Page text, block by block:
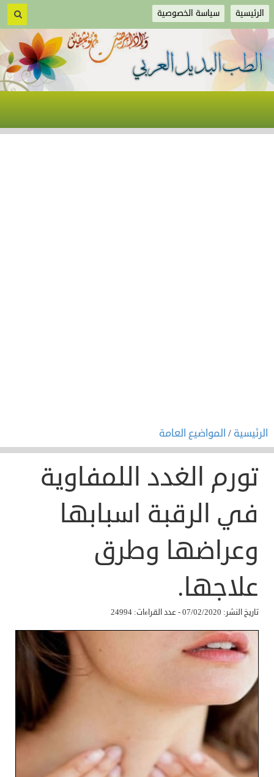
الرئيسية سياسة الخصوصية
الرئيسية / المواضيع العامة
تورم الغدد اللمفاوية
في الرقبة اسبابها
وعراضها وطرق
علاجها.
تاريخ النشر: 07/02/2020 - عدد القراءات: 24994